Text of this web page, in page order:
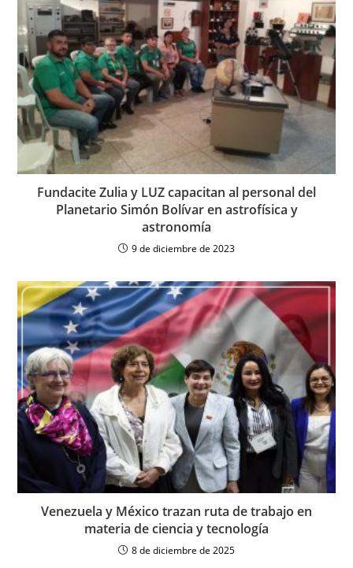
Fundacite Zulia y LUZ capacitan al personal del
Planetario Simón Bolívar en astrofísica y
astronomía
9 de diciembre de 2023
Venezuela y México trazan ruta de trabajo en
materia de ciencia y tecnología
8 de diciembre de 2025